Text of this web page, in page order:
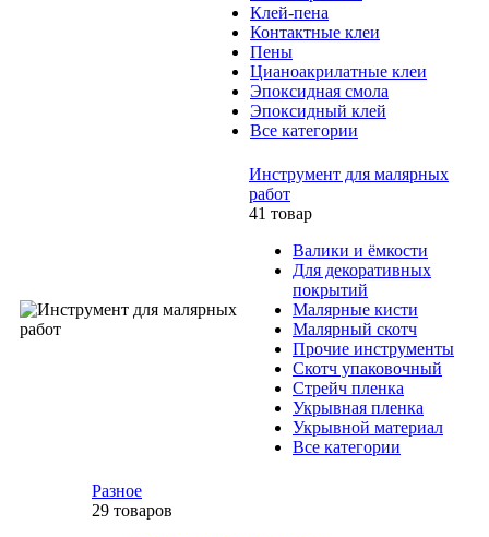
Клей-пена
Контактные клеи
Пены
Цианоакрилатные клеи
Эпоксидная смола
Эпоксидный клей
Все категории
Инструмент для малярных
работ
41 товар
Валики и ёмкости
Для декоративных
покрытий
Малярные кисти
Малярный скотч
Прочие инструменты
Скотч упаковочный
Стрейч пленка
Укрывная пленка
Укрывной материал
Все категории
Разное
29 товаров